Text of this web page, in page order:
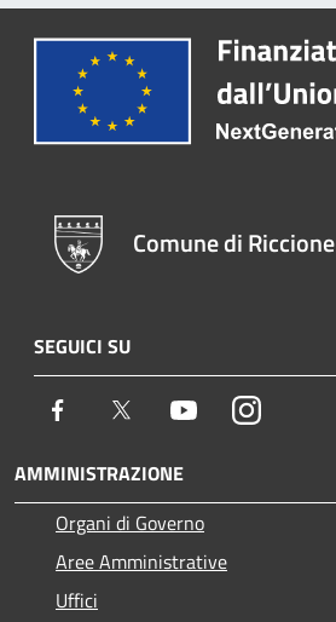
Comune di Riccione
SEGUICI SU
Facebook Twitter YoutubeInstagram
AMMINISTRAZIONE
Organi di Governo
Aree Amministrative
Uffici